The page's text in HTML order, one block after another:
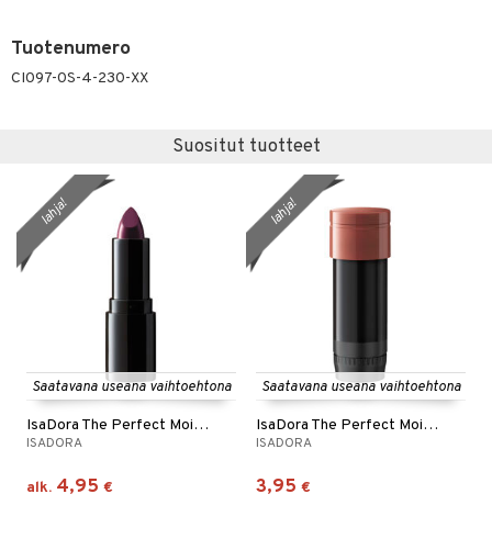
Tuotenumero
CI097-0S-4-230-XX
Suositut tuotteet
Saatavana useana vaihtoehtona
IsaDora The Perfect Moisture Lipstick
ISADORA
alk. 4,95 €
lahja!
Saatavana useana vaihtoehtona
IsaDora The Perfect Moisture Lipstick Refill
ISADORA
3,95 €
lahja!